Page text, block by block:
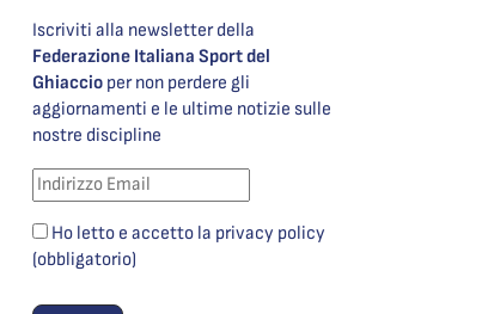
Iscriviti alla newsletter della
Federazione Italiana Sport del
Ghiaccio per non perdere gli
aggiornamenti e le ultime notizie sulle
nostre discipline
Ho letto e accetto la privacy policy
(obbligatorio)